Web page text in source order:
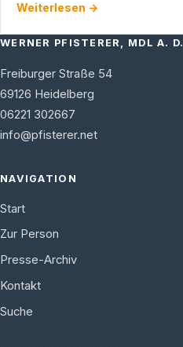
Adlerstraße 1/5, …
Weiterlesen →
WERNER PFISTERER, MDL A. D.
Freiburger Straße 54
69126 Heidelberg
06221 302667
info@pfisterer.net
NAVIGATION
Start
Zur Person
Presse-Archiv
Kontakt
Suche